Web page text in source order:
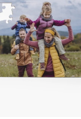
und
-
zum
Zoomen
und
die
Pfeiltasten
zum